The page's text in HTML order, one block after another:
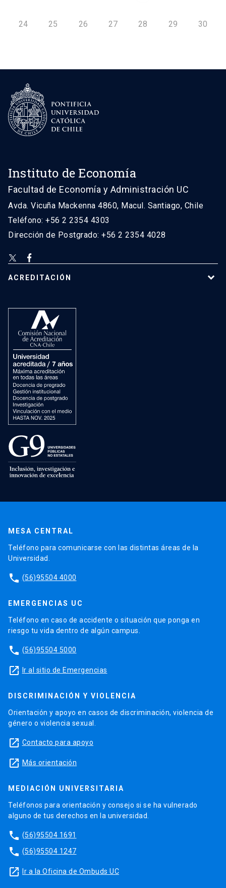
24 25 26 27 28 29 30
Instituto de Economía
Facultad de Economía y Administración UC
Avda. Vicuña Mackenna 4860, Macul. Santiago, Chile
Teléfono: +56 2 2354 4303
Dirección de Postgrado: +56 2 2354 4028
ACREDITACIÓN
MESA CENTRAL
Teléfono para comunicarse con las distintas áreas de la
Universidad.
phone (56)95504 4000
EMERGENCIAS UC
Teléfono en caso de accidente o situación que ponga en
riesgo tu vida dentro de algún campus.
phone (56)95504 5000
launch Ir al sitio de Emergencias
DISCRIMINACIÓN Y VIOLENCIA
Orientación y apoyo en casos de discriminación, violencia de
género o violencia sexual.
launch Contacto para apoyo
launch Más orientación
MEDIACIÓN UNIVERSITARIA
Teléfonos para orientación y consejo si se ha vulnerado
alguno de tus derechos en la universidad.
phone (56)95504 1691
phone (56)95504 1247
launch Ir a la Oficina de Ombuds UC